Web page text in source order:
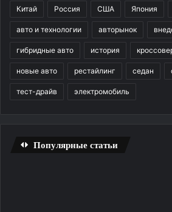
Китай Россия США Япония
авто и технологии авторынок
гибридные авто история
новые авто рестайлинг седан
тест-драйв электромобиль
Популярные статьи